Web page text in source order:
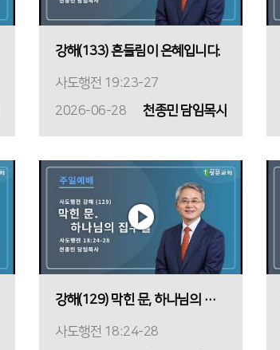
강해(133) 흔들림이 은혜입니다.
사도행전 19:23-27
2026-06-28
천종민 담임목사
강해(129) 막힌 문, 하나님의 집무실
사도행전 18:24-28